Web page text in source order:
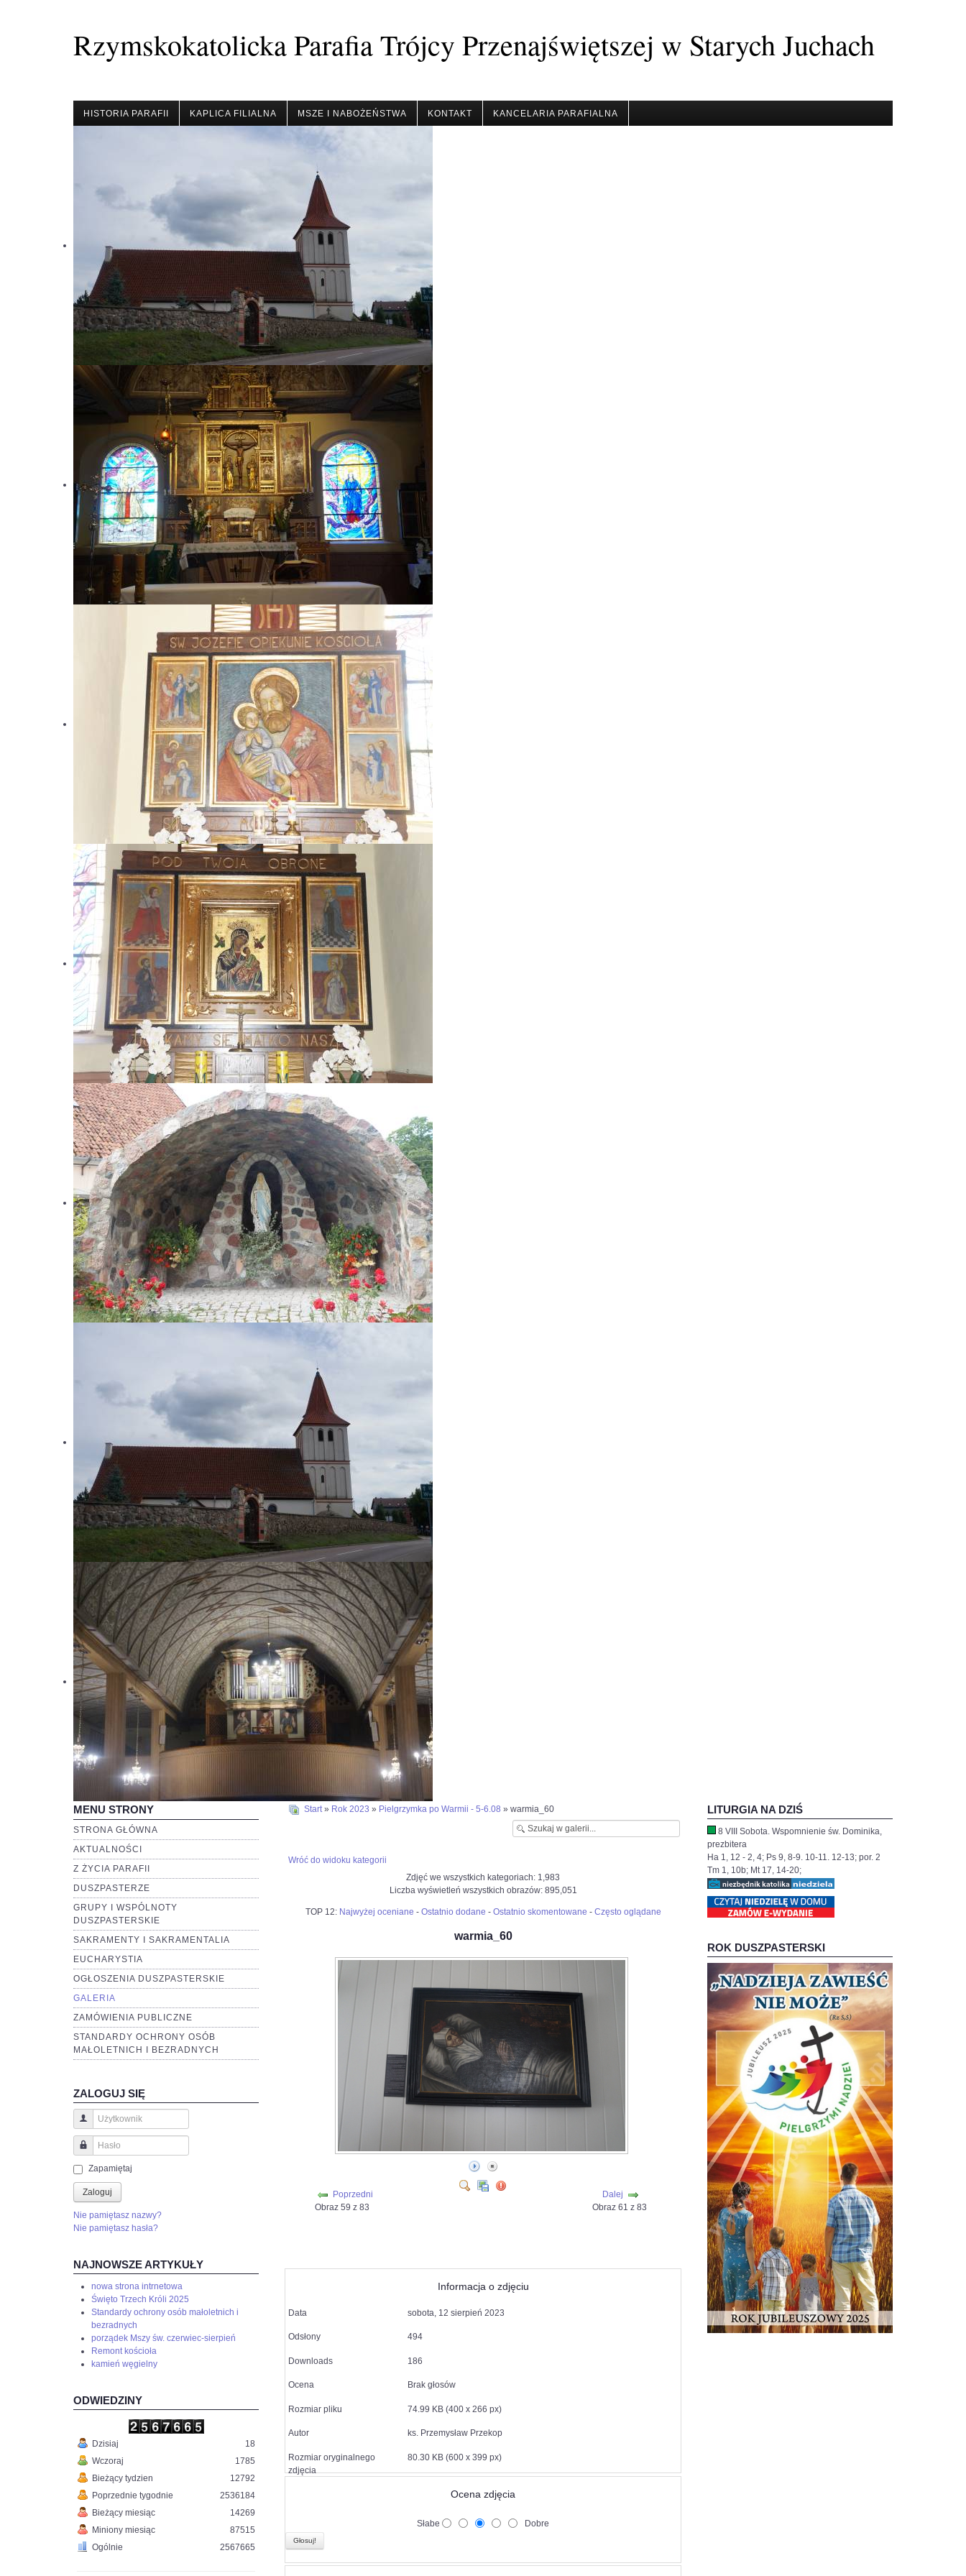
Rzymskokatolicka Parafia Trójcy Przenajświętszej w Starych Juchach
HISTORIA PARAFII KAPLICA FILIALNA MSZE I NABOŻEŃSTWA KONTAKT KANCELARIA PARAFIALNA
MENU STRONY
STRONA GŁÓWNA
AKTUALNOŚCI
Z ŻYCIA PARAFII
DUSZPASTERZE
GRUPY I WSPÓLNOTY
DUSZPASTERSKIE
SAKRAMENTY I SAKRAMENTALIA
EUCHARYSTIA
OGŁOSZENIA DUSZPASTERSKIE
GALERIA
ZAMÓWIENIA PUBLICZNE
STANDARDY OCHRONY OSÓB
MAŁOLETNICH I BEZRADNYCH
ZALOGUJ SIĘ
Użytkownik
Hasło
Zapamiętaj
Zaloguj
Nie pamiętasz nazwy?
Nie pamiętasz hasła?
NAJNOWSZE ARTYKUŁY
nowa strona intrnetowa
Święto Trzech Króli 2025
Standardy ochrony osób małoletnich i
bezradnych
porządek Mszy św. czerwiec-sierpień
Remont kościoła
kamień węgielny
ODWIEDZINY
Dzisiaj
Wczoraj
Bieżący tydzien
Poprzednie tygodnie
Bieżący miesiąc
Miniony miesiąc
Ogólnie
18
1785
12792
2536184
14269
87515
2567665
Start» Rok 2023 » Pielgrzymka po Warmii - 5-6.08 » warmia_60
Wróć do widoku kategorii
Zdjęć we wszystkich kategoriach: 1,983
Liczba wyświetleń wszystkich obrazów: 895,051
TOP 12: Najwyżej oceniane - Ostatnio dodane - Ostatnio skomentowane - Często oglądane
warmia_60
Poprzedni
Obraz 59 z 83
Dalej
Obraz 61 z 83
Informacja o zdjęciu
Data sobota, 12 sierpień 2023
Odsłony 494
Downloads 186
Ocena Brak głosów
Rozmiar pliku 74.99 KB (400 x 266 px)
Autor ks. Przemysław Przekop
Rozmiar oryginalnego
zdjęcia
80.30 KB (600 x 399 px)
Ocena zdjęcia
Słabe Dobre
LITURGIA NA DZIŚ
8 VIII Sobota. Wspomnienie św. Dominika,
prezbitera
Ha 1, 12 - 2, 4; Ps 9, 8-9. 10-11. 12-13; por. 2
Tm 1, 10b; Mt 17, 14-20;
ROK DUSZPASTERSKI